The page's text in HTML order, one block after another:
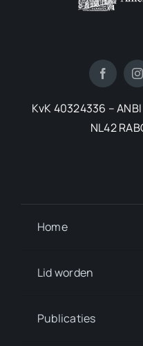
KvK 40324336 –
NL42
Home
Lid worden
Publicaties